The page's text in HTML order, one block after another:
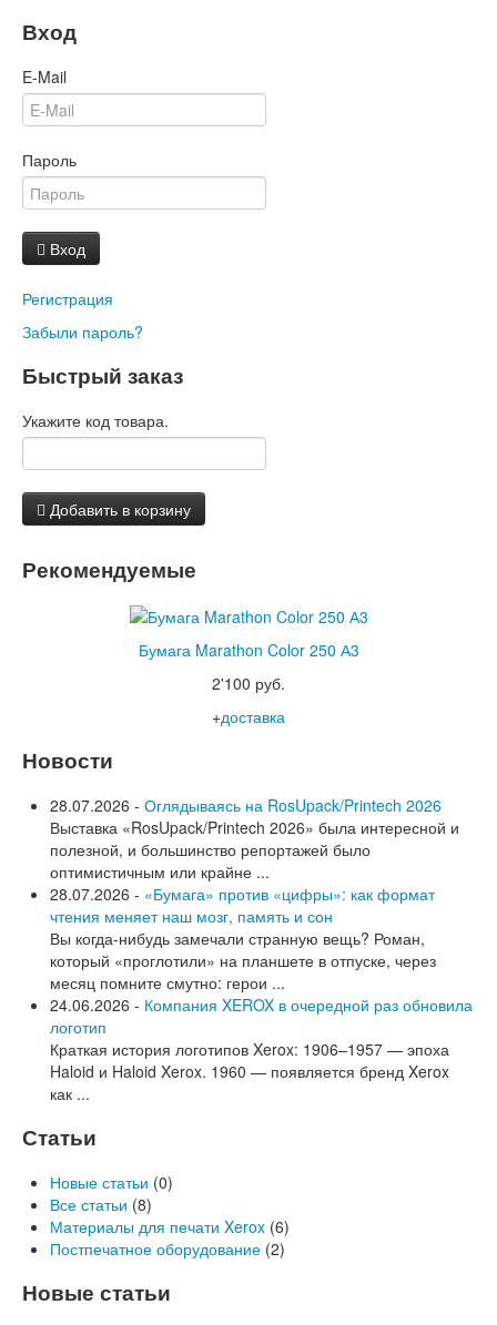
Вход
E-Mail
Пароль
Вход
Регистрация
Забыли пароль?
Быстрый заказ
Укажите код товара.
Добавить в корзину
Рекомендуемые
Бумага Marathon Color 250 А3
2'100 руб.
+доставка
Новости
28.07.2026 - Оглядываясь на RosUpack/Printech 2026
Выставка «RosUpack/Printech 2026» была интересной и
полезной, и большинство репортажей было
оптимистичным или крайне ...
28.07.2026 - «Бумага» против «цифры»: как формат
чтения меняет наш мозг, память и сон
Вы когда-нибудь замечали странную вещь? Роман,
который «проглотили» на планшете в отпуске, через
месяц помните смутно: герои ...
24.06.2026 - Компания XEROX в очередной раз обновила
логотип
Краткая история логотипов Xerox: 1906–1957 — эпоха
Haloid и Haloid Xerox. 1960 — появляется бренд Xerox
как ...
Статьи
Новые статьи (0)
Все статьи (8)
Материалы для печати Xerox (6)
Постпечатное оборудование (2)
Новые статьи